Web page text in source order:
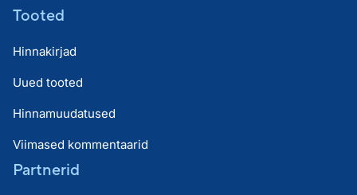
Tooted
Hinnakirjad
Uued tooted
Hinnamuudatused
Viimased kommentaarid
Partnerid